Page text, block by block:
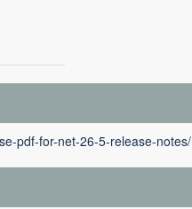
pdf-for-net-26-5-release-notes/